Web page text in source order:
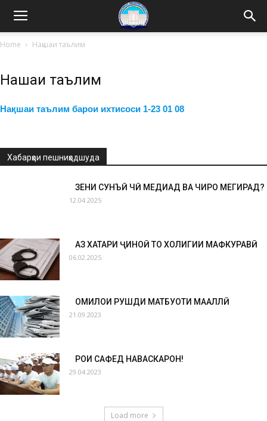
Home Нақшаи таълим
Нақшаи таълим
Нақшаи таълим барои ихтисоси 1-23 01 08
Хабарҳои пешниҳодшуда
ЗЕҲНИ СУНЪӢ ЧӢ МЕДИҲАД ВА ЧИРО МЕГИРАД?
12.04.2025
АЗ ХАТАРИ ҶИНОӢ ТО ХОЛИГИИ МАФКУРАВӢ
06.02.2025
ОМИЛҲОИ РУШДИ МАТБУОТИ МАҲАЛЛӢ
21.09.2023
РОҲИ САФЕД НАВАСКАРОН!
29.04.2023
Load more